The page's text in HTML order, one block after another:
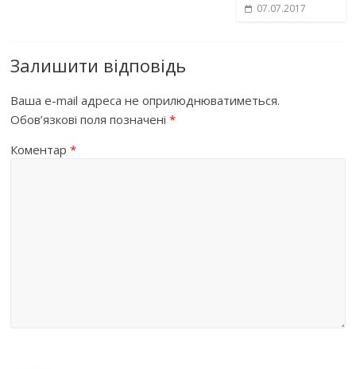
07.07.2017
Залишити відповідь
Ваша e-mail адреса не оприлюднюватиметься.
Обов’язкові поля позначені*
Коментар*